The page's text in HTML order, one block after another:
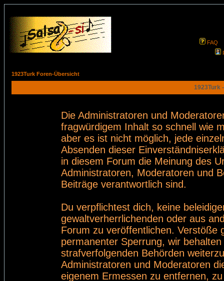
FAQ
1923Turk Foren-Übersicht
1923Turk
Die Administratoren und
fragwürdigem Inhalt so schnell wie
aber es ist nicht möglich, jede
Absenden dieser
in diesem Forum die Meinung des
Administratoren, Moderatoren und
Beiträge verantwortlich sind.
Du verpflichtest dich, keine
gewaltverherrlichenden oder aus
Forum zu veröffentlichen. Verstöße
permanenter Sperrung, wir
strafverfolgenden Behörden
Administratoren und Moderatoren
eigenem Ermessen zu entfernen,